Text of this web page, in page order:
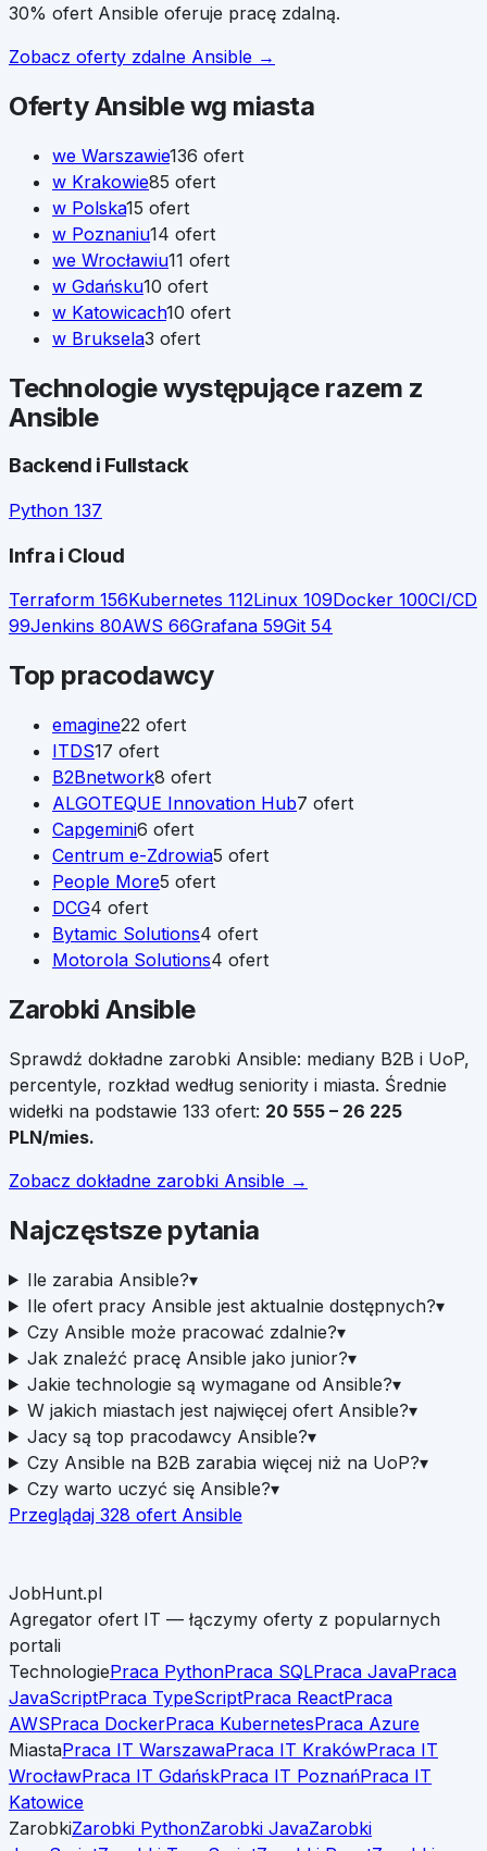
30% ofert Ansible oferuje pracę zdalną.
Zobacz oferty zdalne Ansible →
OfertyAnsiblewg miasta
we Warszawie136 ofert
w Krakowie85 ofert
w Polska15 ofert
w Poznaniu14 ofert
we Wrocławiu11 ofert
w Gdańsku10 ofert
w Katowicach10 ofert
w Bruksela3 ofert
Technologie występujące razem z
Ansible
Backend i Fullstack
Python 137
Infra i Cloud
Terraform 156Kubernetes 112Linux 109Docker 100CI/CD
99Jenkins 80AWS 66Grafana 59Git 54
Top pracodawcy
emagine22 ofert
ITDS17 ofert
B2Bnetwork8 ofert
ALGOTEQUE Innovation Hub7 ofert
Capgemini6 ofert
Centrum e-Zdrowia5 ofert
People More5 ofert
DCG4 ofert
Bytamic Solutions4 ofert
Motorola Solutions4 ofert
ZarobkiAnsible
Sprawdź dokładne zarobki Ansible: mediany B2B i UoP,
percentyle, rozkład według seniority i miasta. Średnie
widełki na podstawie 133 ofert: 20 555 – 26 225
PLN/mies.
Zobacz dokładne zarobki Ansible →
Najczęstsze pytania
Ile zarabia Ansible?▾
Ile ofert pracy Ansible jest aktualnie dostępnych?▾
Czy Ansible może pracować zdalnie?▾
Jak znaleźć pracę Ansible jako junior?▾
Jakie technologie są wymagane od Ansible?▾
W jakich miastach jest najwięcej ofert Ansible?▾
Jacy są top pracodawcy Ansible?▾
Czy Ansible na B2B zarabia więcej niż na UoP?▾
Czy warto uczyć się Ansible?▾
Przeglądaj 328 ofert Ansible
JobHunt.pl
Agregator ofert IT — łączymy oferty z popularnych
portali
TechnologiePraca PythonPraca SQLPraca JavaPraca
JavaScriptPraca TypeScriptPraca ReactPraca
AWSPraca DockerPraca KubernetesPraca Azure
MiastaPraca IT WarszawaPraca IT KrakówPraca IT
WrocławPraca IT GdańskPraca IT PoznańPraca IT
Katowice
ZarobkiZarobki PythonZarobki JavaZarobki